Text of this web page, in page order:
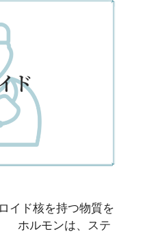
イド核を持つ物質を
ホルモンは、ステ